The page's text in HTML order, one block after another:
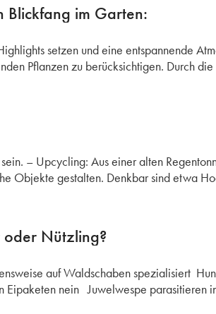
Blickfang im Garten:
setzen und eine entspannende
Pflanzen zu berücksichtigen. Durch
– Upcycling: Aus einer alten
Objekte gestalten. Denkbar sind etwa
oder Nützling?
auf Waldschaben spezialisiert
nein Juwelwespe parasitieren